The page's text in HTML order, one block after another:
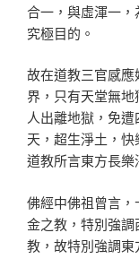
合一，與虛渾一
究極目的。
故在道教三官感
界，只有天堂無
人出離地獄，免
天，超生淨土，
道教所言東方長
佛經中佛祖曾言
金之教，特別強
教，故特別強調東